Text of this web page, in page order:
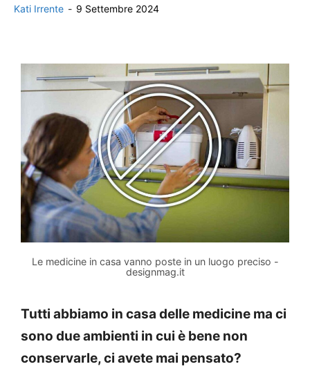
Kati Irrente - 9 Settembre 2024
Le medicine in casa vanno poste in un luogo preciso -
designmag.it
Tutti abbiamo in casa delle medicine ma ci
sono due ambienti in cui è bene non
conservarle, ci avete mai pensato?